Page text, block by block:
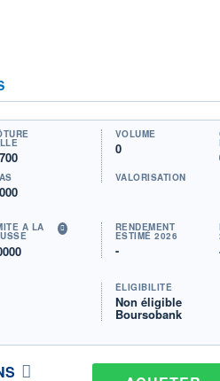
VOLUME
0
VALORISATION
À LA RENDEMENT
ESTIMÉ 2026
-
ÉLIGIBILITÉ
Non éligible
Boursobank